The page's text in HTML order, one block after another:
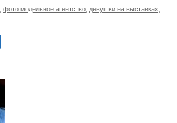
фото модельное агентство девушки на выставках